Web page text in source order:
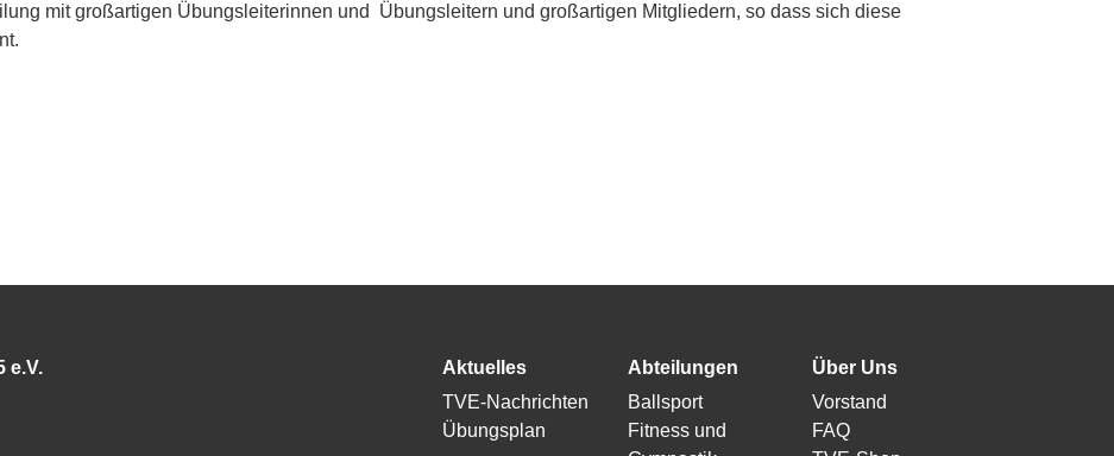
mit großartigen Übungsleiterinnen und Übungsleitern und großartigen Mitgliedern, so dass sich diese
e.V.
Aktuelles
TVE-Nachrichten
Übungsplan
Abteilungen
Ballsport
Fitness und
Über Uns
Vorstand
FAQ